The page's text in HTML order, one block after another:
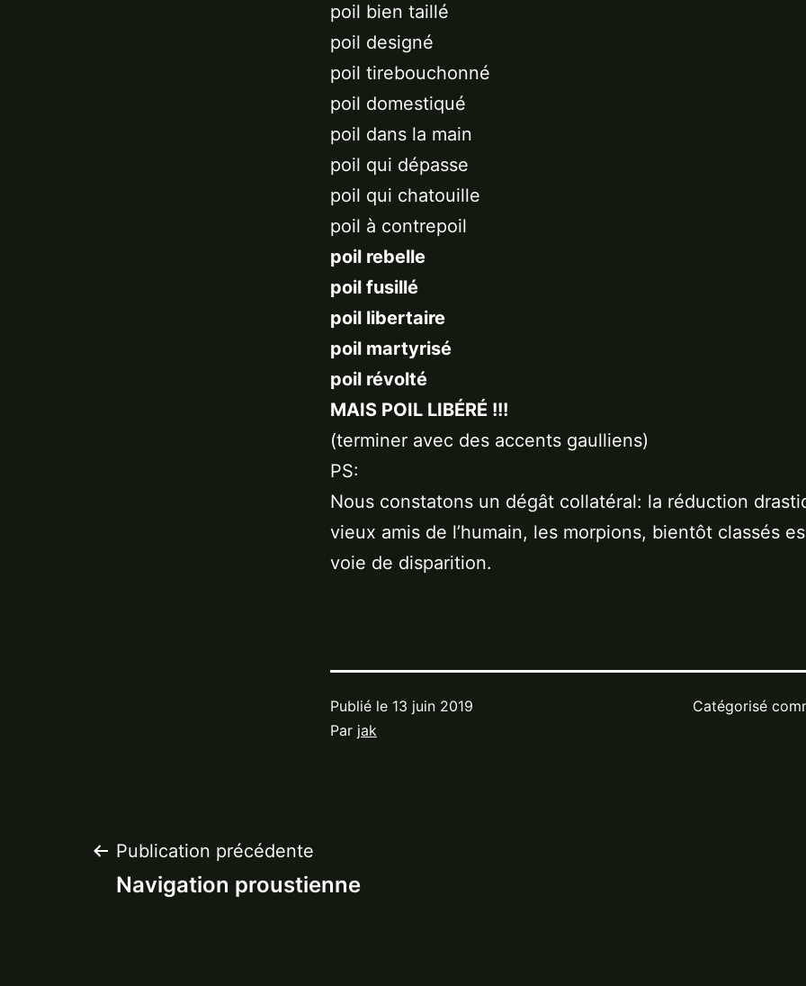
poil bien taillé
poil designé
poil tirebouchonné
poil domestiqué
poil dans la main
poil qui dépasse
poil qui chatouille
poil à contrepoil
poil rebelle
poil fusillé
poil libertaire
poil martyrisé
poil révolté
MAIS POIL LIBÉRÉ !!!
(terminer avec des accents gaulliens)
PS:
Nous constatons un dégât collatéral: la réduction
vieux amis de l’humain, les morpions, bientôt classés
voie de disparition.
Publié le 13 juin 2019
Par jak
Catégorisé
Navigation
Publication précédente
Navigation proustienne